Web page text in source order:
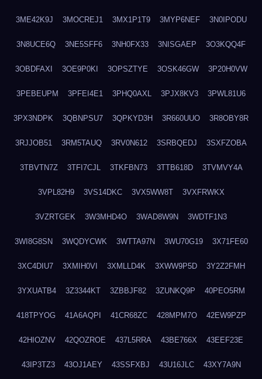
3ME42K9J 3MOCREJ1 3MX1P1T9 3MYP6NEF 3N0IPODU
3N8UCE6Q 3NE5SFF6 3NH0FX33 3NISGAEP 3O3KQQ4F
3OBDFAXI 3OE9P0KI 3OPSZTYE 3OSK46GW 3P20H0VW
3PEBEUPM 3PFEI4E1 3PHQ0AXL 3PJX8KV3 3PWL81U6
3PX3NDPK 3QBNPSU7 3QPKYD3H 3R660UUO 3R8OBY8R
3RJJOB51 3RM5TAUQ 3RV0N612 3SRBQEDJ 3SXFZOBA
3TBVTN7Z 3TFI7CJL 3TKFBN73 3TTB618D 3TVMVY4A
3VPL82H9 3VS14DKC 3VX5WW8T 3VXFRWKX
3VZRTGEK 3W3MHD4O 3WAD8W9N 3WDTF1N3
3WI8G8SN 3WQDYCWK 3WTTA97N 3WU70G19 3X71FE60
3XC4DIU7 3XMIH0VI 3XMLLD4K 3XWW9P5D 3Y2Z2FMH
3YXUATB4 3Z3344KT 3ZBBJF82 3ZUNKQ9P 40PEO5RM
418TPYOG 41A6AQPI 41CR68ZC 428MPM7O 42EW9PZP
42HIOZNV 42QOZROE 437L5RRA 43BE766X 43EEF23E
43IP3TZ3 43OJ1AEY 43SSFXBJ 43U16JLC 43XY7A9N